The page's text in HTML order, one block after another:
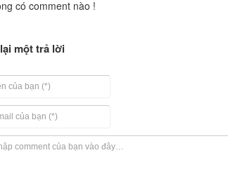
có comment nào !
một trả lời